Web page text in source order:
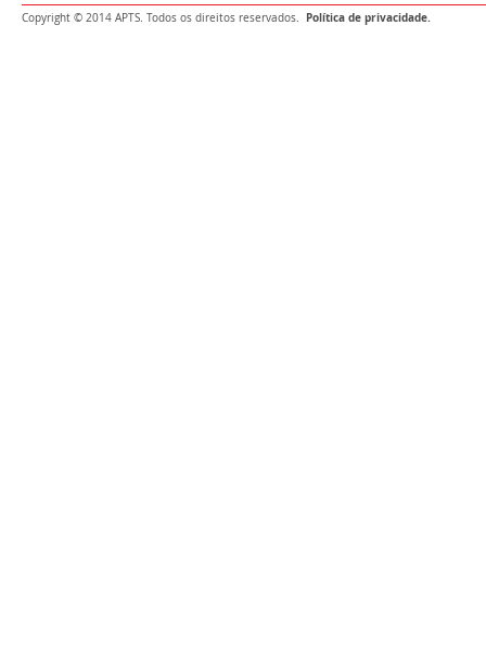
Copyright © 2014 APTS. Todos os direitos reservados. Política de privacidade.